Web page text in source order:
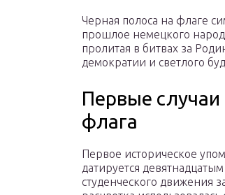
Черная полоса на флаге
прошлое немецкого
пролитая в битвах за
демократии и светлого
Первые случаи
флага
Первое историческое
датируется
студенческого движения